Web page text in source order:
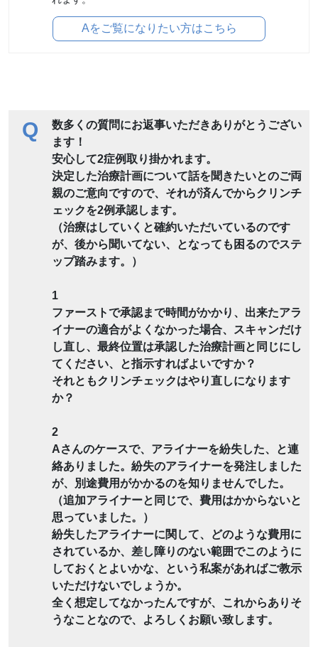
Aをご覧になりたい方はこちら
Q
数多くの質問にお返事いただきありがとうござい
ます！
安心して2症例取り掛かれます。
決定した治療計画について話を聞きたいとのご両
親のご意向ですので、それが済んでからクリンチ
ェックを2例承認します。
（治療はしていくと確約いただいているのです
が、後から聞いてない、となっても困るのでステ
ップ踏みます。）
1
ファーストで承認まで時間がかかり、出来たアラ
イナーの適合がよくなかった場合、スキャンだけ
し直し、最終位置は承認した治療計画と同じにし
てください、と指示すればよいですか？
それともクリンチェックはやり直しになります
か？
2
Aさんのケースで、アライナーを紛失した、と連
絡ありました。紛失のアライナーを発注しました
が、別途費用がかかるのを知りませんでした。
（追加アライナーと同じで、費用はかからないと
思っていました。）
紛失したアライナーに関して、どのような費用に
されているか、差し障りのない範囲でこのように
しておくとよいかな、という私案があればご教示
いただけないでしょうか。
全く想定してなかったんですが、これからありそ
うなことなので、よろしくお願い致します。